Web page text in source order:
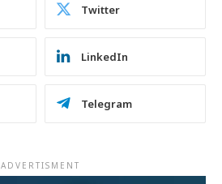
Twitter
LinkedIn
Telegram
ADVERTISMENT